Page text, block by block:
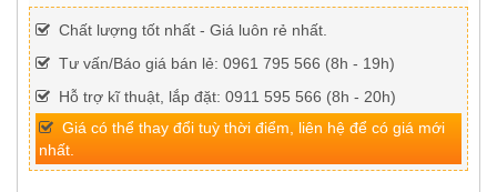
Chất lượng tốt nhất - Giá luôn rẻ nhất.
Tư vấn/Báo giá bán lẻ: 0961 795 566 (8h - 19h)
Hỗ trợ kĩ thuật, lắp đặt: 0911 595 566 (8h - 20h)
Giá có thể thay đổi tuỳ thời điểm, liên hệ để có giá mới
nhất.